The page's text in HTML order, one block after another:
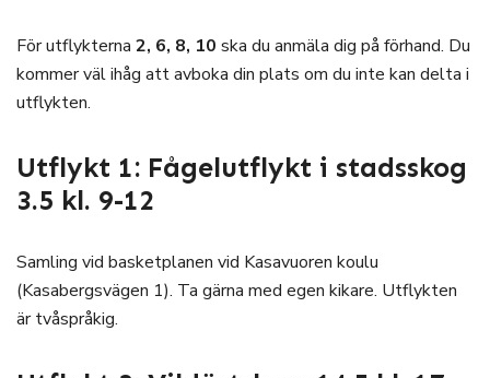
För utflykterna 2, 6, 8, 10 ska du anmäla dig på förhand. Du
kommer väl ihåg att avboka din plats om du inte kan delta i
utflykten.
Utflykt 1: Fågelutflykt i stadsskog
3.5 kl. 9-12
Samling vid basketplanen vid Kasavuoren koulu
(Kasabergsvägen 1). Ta gärna med egen kikare. Utflykten
är tvåspråkig.